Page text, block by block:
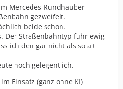
Mercedes-Rundhauber
gezweifelt.
beide schon.
Der Straßenbahntyp fuhr ewig
ich den gar nicht als so alt
noch gelegentlich.
Einsatz (ganz ohne KI)